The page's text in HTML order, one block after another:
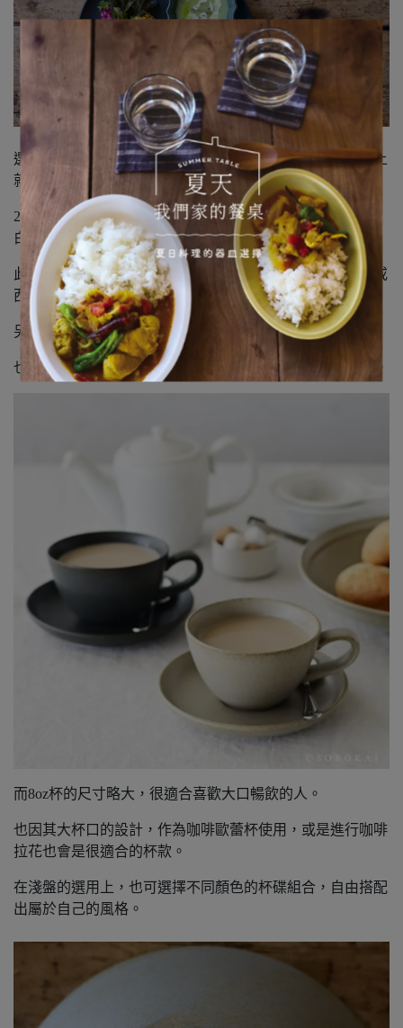
選用較大尺寸的280盤或是240碗來盛裝食物，擺放在餐桌上
就是一副活力十足的餐桌畫面。
240碗在盛裝一人份的咖哩飯或義大利麵時，可以營造出留
白的效果，看起來相當與眾不同。
此外，也可用來盛裝2～4人份的沙拉或紅燒菜，無論日式或
西式菜色都能搭配得當。
另一方面，280盤平坦的盤面最適合拿來擺盤單盤料理，
也很推薦用來盛放牛排、漢堡排、鬆餅、法式薄餅等主菜。
而8oz杯的尺寸略大，很適合喜歡大口暢飲的人。
也因其大杯口的設計，作為咖啡歐蕾杯使用，或是進行咖啡
拉花也會是很適合的杯款。
在淺盤的選用上，也可選擇不同顏色的杯碟組合，自由搭配
出屬於自己的風格。